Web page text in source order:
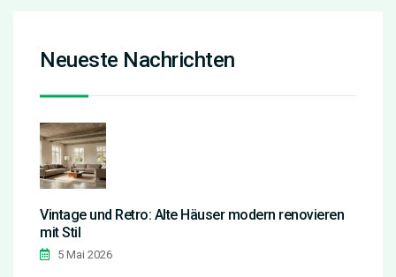
Neueste Nachrichten
Vintage und Retro: Alte Häuser modern renovieren
mit Stil
5 Mai 2026